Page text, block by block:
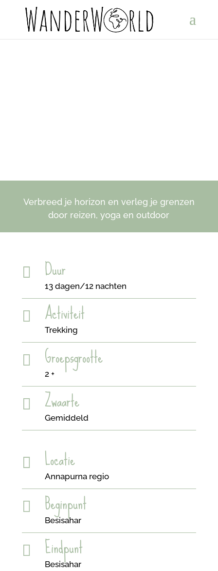
Verbreed je horizon en verleg je grenzen
door reizen, yoga en outdoor
 Duur
13 dagen/12 nachten
 Activiteit
Trekking
 Groepsgrootte
2 +
 Zwaarte
Gemiddeld
 Locatie
Annapurna regio
 Beginpunt
Besisahar
 Eindpunt
Besisahar